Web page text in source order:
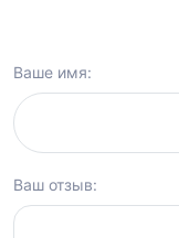
Ваше имя:
Ваш отзыв: